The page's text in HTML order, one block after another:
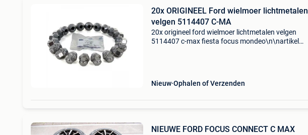
20x ORIGINEEL Ford wielmoer lichtmetalen
velgen 5114407 C-MA
20x origineel ford wielmoer lichtmetalen velgen
5114407 c-max fiesta focus mondeo\n\nartikel
Nieuw Ophalen of Verzenden
NIEUWE FORD FOCUS CONNECT C MAX